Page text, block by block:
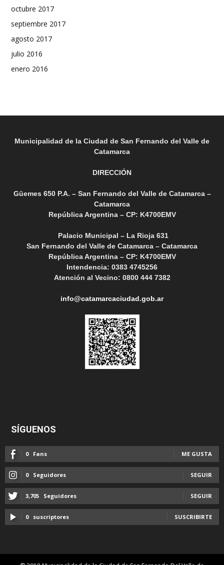
octubre 2017
septiembre 2017
agosto 2017
julio 2016
enero 2016
Municipalidad de la Ciudad de San Fernando del Valle de
Catamarca
DIRECCIÓN
Güemes 650 P.A. – San Fernando del Valle de Catamarca –
Catamarca
República Argentina – CP: K4700EMV
Palacio Municipal – La Rioja 631
San Fernando del Valle de Catamarca – Catamarca
República Argentina – CP: K4700EMV
Intendencia: 0383 4745256
Atención al Vecino: 0800 444 7382
info@catamarcaciudad.gob.ar
SÍGUENOS
0 Fans ME GUSTA
0 Seguidores SEGUIR
3,705 Seguidores SEGUIR
0 suscriptores SUSCRIBIRTE